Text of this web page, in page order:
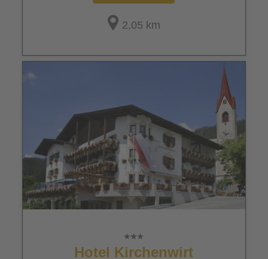
2,05 km
Hotel Kirchenwirt